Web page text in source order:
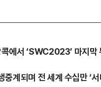
에서 ‘SWC2023’ 마지막
중계되며 전 세계 수십만 ‘